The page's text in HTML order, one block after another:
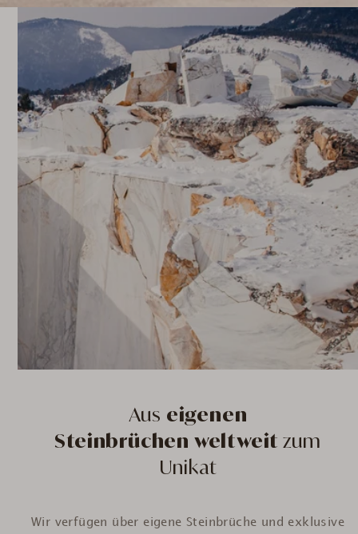
Aus eigenen
Steinbrüchen weltweit zum
Unikat
Wir verfügen über eigene Steinbrüche und exklusive